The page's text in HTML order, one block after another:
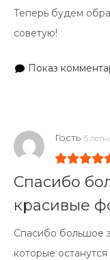
Теперь будем
советую!
Показ
Гость 5
Спасибо
красивые
Спасибо большое
которые